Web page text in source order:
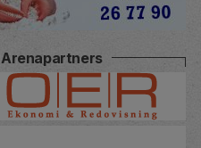
Arenapartners